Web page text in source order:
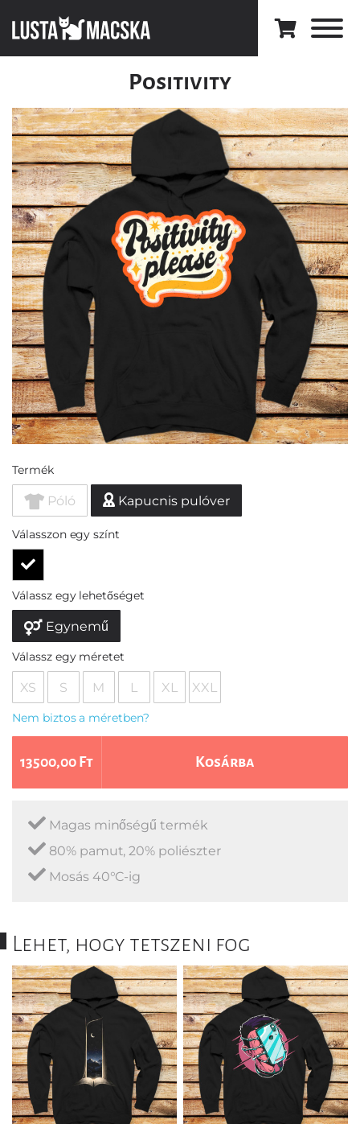
Positivity
Termék
Póló Kapucnis pulóver
Válasszon egy színt
Válassz egy lehetőséget
Egynemű
Válassz egy méretet
XS S M L XL XXL
Nem biztos a méretben?
13500,00 Ft Kosárba
Magas minőségű termék
80% pamut, 20% poliészter
Mosás 40°C-ig
Lehet, hogy tetszeni fog